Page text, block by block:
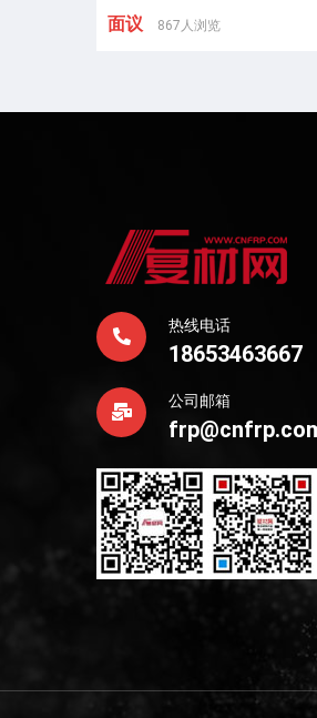
面议 867人浏览
热线电话
18653463667
公司邮箱